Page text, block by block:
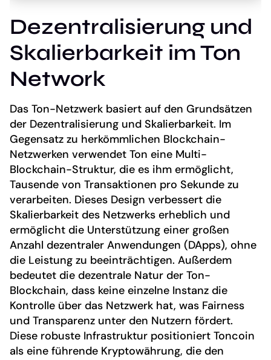
Dezentralisierung und
Skalierbarkeit im Ton
Network
Das Ton-Netzwerk basiert auf den Grundsätzen
der Dezentralisierung und Skalierbarkeit. Im
Gegensatz zu herkömmlichen Blockchain-
Netzwerken verwendet Ton eine Multi-
Blockchain-Struktur, die es ihm ermöglicht,
Tausende von Transaktionen pro Sekunde zu
verarbeiten. Dieses Design verbessert die
Skalierbarkeit des Netzwerks erheblich und
ermöglicht die Unterstützung einer großen
Anzahl dezentraler Anwendungen (DApps), ohne
die Leistung zu beeinträchtigen. Außerdem
bedeutet die dezentrale Natur der Ton-
Blockchain, dass keine einzelne Instanz die
Kontrolle über das Netzwerk hat, was Fairness
und Transparenz unter den Nutzern fördert.
Diese robuste Infrastruktur positioniert Toncoin
als eine führende Kryptowährung, die den